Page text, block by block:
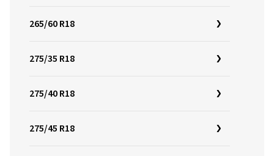
265/60 R18
275/35 R18
275/40 R18
275/45 R18